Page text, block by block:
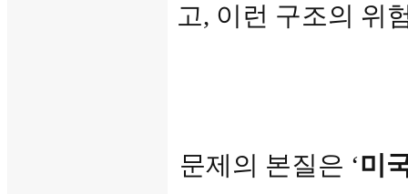
고, 이런 구조의 위
문제의 본질은 ‘미